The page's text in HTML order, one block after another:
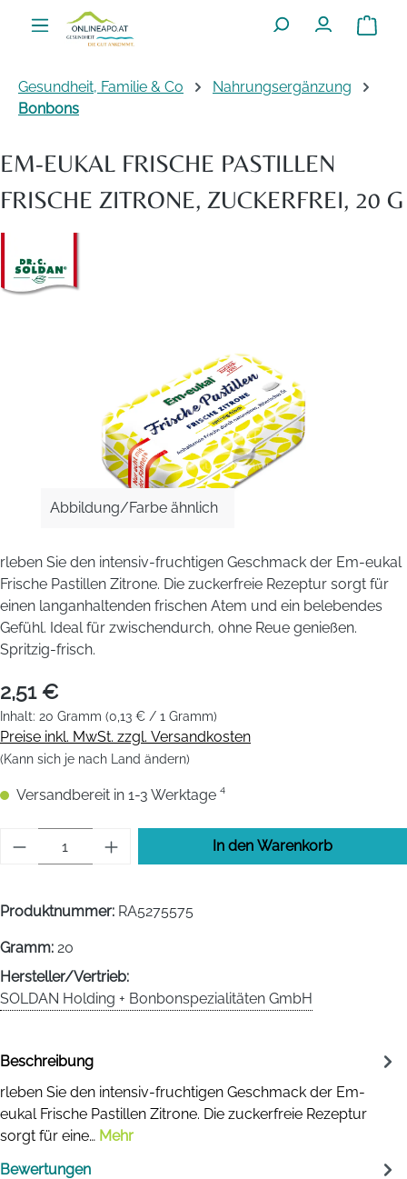
Zum Hauptinhalt springen
Gesundheit, Familie & Co
Nahrungsergänzung
Bonbons
EM-EUKAL FRISCHE PASTILLEN
FRISCHE ZITRONE, ZUCKERFREI, 20 G
Abbildung/Farbe ähnlich
rleben Sie den intensiv-fruchtigen Geschmack der Em-eukal
Frische Pastillen Zitrone. Die zuckerfreie Rezeptur sorgt für
einen langanhaltenden frischen Atem und ein belebendes
Gefühl. Ideal für zwischendurch, ohne Reue genießen.
Spritzig-frisch.
2,51 €
Inhalt: 20 Gramm (0,13 € / 1 Gramm)
Preise inkl. MwSt. zzgl. Versandkosten
(Kann sich je nach Land ändern)
Versandbereit in 1-3 Werktage ⁴
Produkt Anzahl: Gib den gewünschten
In den Warenkorb
Produktnummer: RA5275575
Gramm: 20
Hersteller/Vertrieb:
SOLDAN Holding + Bonbonspezialitäten GmbH
Beschreibung
rleben Sie den intensiv-fruchtigen Geschmack der Em-
eukal Frische Pastillen Zitrone. Die zuckerfreie Rezeptur
sorgt für eine… Mehr
Bewertungen